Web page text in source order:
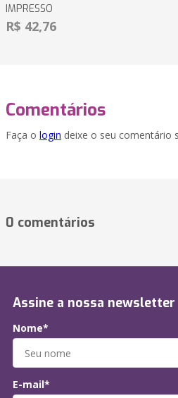
IMPRESSO
R$ 42,76
Comentários
Faça o login deixe o seu comentário
0 comentários
Assine a nossa newsletter
Nome*
E-mail*